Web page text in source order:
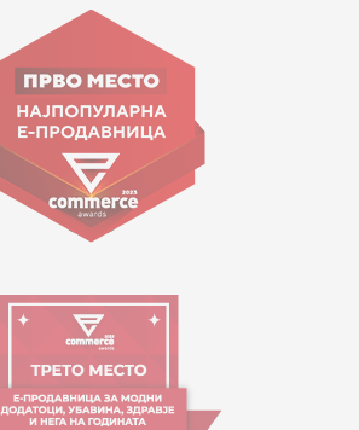
Goce Nikolovski 74 Shkup
contact@mytime.mk
Orari i punës:
09:00 - 17:00